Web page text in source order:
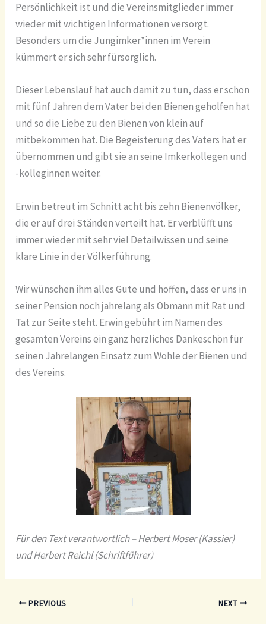
Persönlichkeit ist und die Vereinsmitglieder immer
wieder mit wichtigen Informationen versorgt.
Besonders um die Jungimker*innen im Verein
kümmert er sich sehr fürsorglich.
Dieser Lebenslauf hat auch damit zu tun, dass er schon
mit fünf Jahren dem Vater bei den Bienen geholfen hat
und so die Liebe zu den Bienen von klein auf
mitbekommen hat. Die Begeisterung des Vaters hat er
übernommen und gibt sie an seine Imkerkollegen und
-kolleginnen weiter.
Erwin betreut im Schnitt acht bis zehn Bienenvölker,
die er auf drei Ständen verteilt hat. Er verblüfft uns
immer wieder mit sehr viel Detailwissen und seine
klare Linie in der Völkerführung.
Wir wünschen ihm alles Gute und hoffen, dass er uns in
seiner Pension noch jahrelang als Obmann mit Rat und
Tat zur Seite steht. Erwin gebührt im Namen des
gesamten Vereins ein ganz herzliches Dankeschön für
seinen Jahrelangen Einsatz zum Wohle der Bienen und
des Vereins.
Für den Text verantwortlich – Herbert Moser (Kassier)
und Herbert Reichl (Schriftführer)
PREVIOUS NEXT